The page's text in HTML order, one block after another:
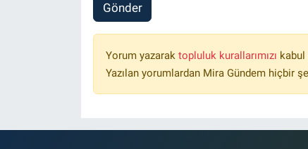
Gönder
Yorum yazarak topluluk kurallarımızı
Yazılan yorumlardan Mira Gündem hiçbir